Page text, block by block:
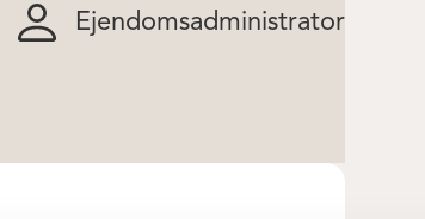
Ejendomsadministrator